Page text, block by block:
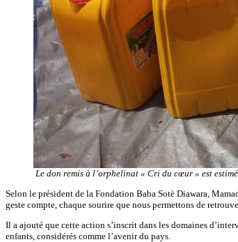
Le don remis à l’orphelinat « Cri du cœur » est
Selon le président de la Fondation Baba Sotè Diawara,
geste compte, chaque sourire que nous permettons de
Il a ajouté que cette action s’inscrit dans les domaines
enfants, considérés comme l’avenir du pays.